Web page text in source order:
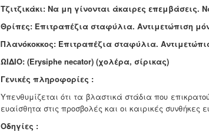
Τζιτζικάκι: Να μη γίνονται άκαιρες επεμβάσεις.
Θρίπες: Επιτραπέζια σταφύλια. Αντιμετώπιση
Πλανόκοκκος: Επιτραπέζια σταφύλια.
ΩΙΔΙΟ: (Erysiphe necator) (χολέρα, σίρικας)
Γενικές πληροφορίες :
Υπενθυμίζεται ότι τα βλαστικά στάδια που
ευαίσθητα στις προσβολές και οι καιρικές συνθήκες
Οδηγίες :